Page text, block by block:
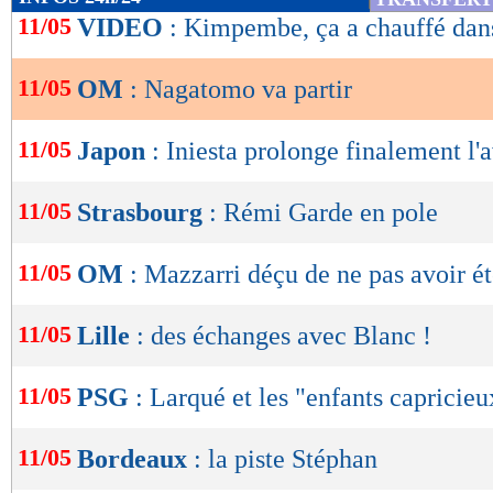
de
OK
11/05 VIDEO : Kimpembe, ça a chauffé
11/05 OM : Nagatomo va partir
11/05 Japon : Iniesta prolonge finalement
11/05 Strasbourg : Rémi Garde en pole
11/05 OM : Mazzarri déçu de ne pas avoir
11/05 Lille : des échanges avec Blanc !
11/05 PSG : Larqué et les "enfants
11/05 Bordeaux : la piste Stéphan